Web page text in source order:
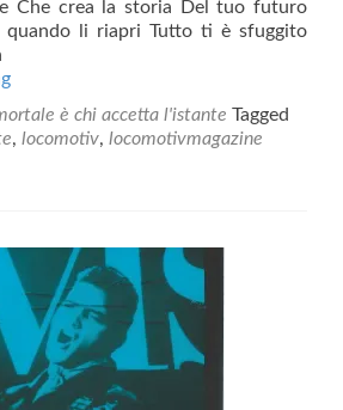
Che crea la storia Del tuo futuro
quando li riapri Tutto ti è sfuggito
Istante
è chi accetta l'istante Tagged
, locomotiv, locomotivmagazine